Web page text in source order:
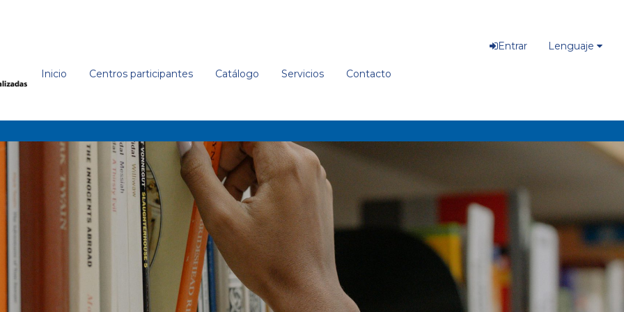
Inicio Centros participantes Catálogo Servicios Contacto
Entrar Lenguaje